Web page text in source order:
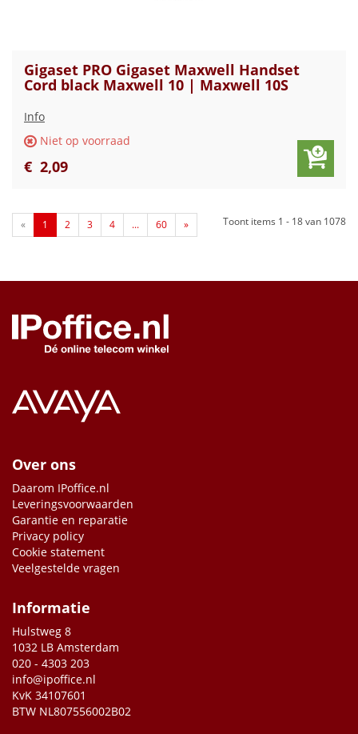
Gigaset PRO Gigaset Maxwell Handset
Cord black Maxwell 10 | Maxwell 10S
Info
Niet op voorraad
€ 2,09
Toont items 1 - 18van 1078
« 1 2 3 4 ... 60 »
Over ons
Daarom IPoffice.nl
Leveringsvoorwaarden
Garantie en reparatie
Privacy policy
Cookie statement
Veelgestelde vragen
Informatie
Hulstweg 8
1032 LB Amsterdam
020 - 4303 203
info@ipoffice.nl
KvK 34107601
BTW NL807556002B02